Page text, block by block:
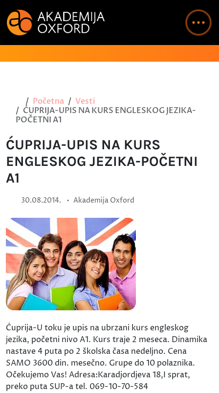
Početna
Vesti
ĆUPRIJA-UPIS NA KURS ENGLESKOG JEZIKA-
POČETNI A1
ĆUPRIJA-UPIS NA KURS
ENGLESKOG JEZIKA-POČETNI
A1
30.08.2014. • Akademija Oxford
Ćuprija-U toku je upis na ubrzani kurs engleskog
jezika, početni nivo A1. Kurs traje 2 meseca. Dinamika
nastave 4 puta po 2 školska časa nedeljno. Cena
SAMO 3600 din. mesečno. Grupe do 10 polaznika.
Očekujemo Vas! Adresa:Karadjordjeva 18,I sprat,
preko puta SUP-a tel. 069-10-70-584